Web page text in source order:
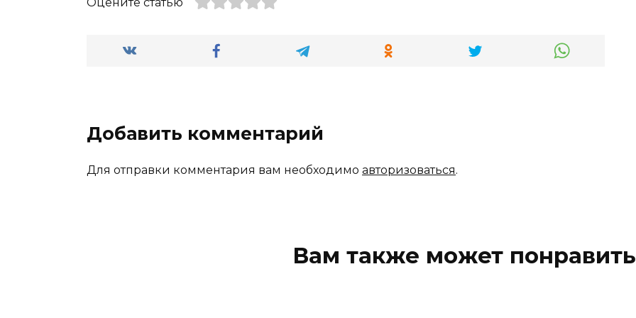
Добавить комментарий
Для отправки комментария вам необходимо авторизоваться.
Вам также может